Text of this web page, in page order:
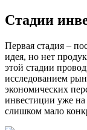
Стадии
Первая стадия –
идея, но нет
этой стадии
исследованием
экономических
инвестиции уже
слишком мало